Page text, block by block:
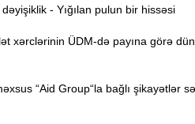
- Yığılan pulun bir hissəsi
xərclərinin ÜDM-də payına görə
“Aid Group“la bağlı şikayətlər